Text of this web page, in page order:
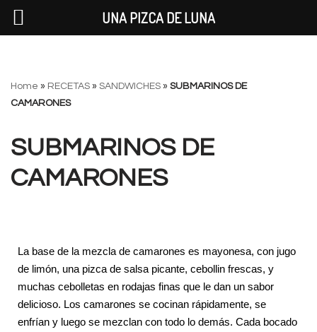
al
contenido
Home » RECETAS » SANDWICHES » SUBMARINOS DE
CAMARONES
SUBMARINOS DE
CAMARONES
La base de la mezcla de camarones es mayonesa, con jugo
de limón, una pizca de salsa picante, cebollin frescas, y
muchas cebolletas en rodajas finas que le dan un sabor
delicioso. Los camarones se cocinan rápidamente, se
enfrían y luego se mezclan con todo lo demás. Cada bocado
UNA PIZCA DE LUNA